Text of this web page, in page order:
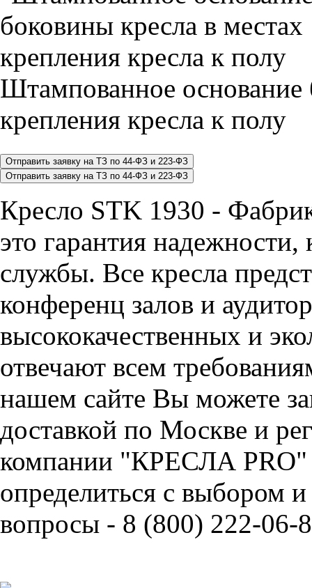
Штампованное основание
крепления кресла к полу
Кресло STK 1930 -
это гарантия надежности,
службы. Все кресла
конференц залов и
высококачественных и
отвечают всем
нашем сайте Вы можете
доставкой по Москве и
компании "КРЕСЛА PRO"
определиться с выбором
вопросы - 8 (800) 222-06-